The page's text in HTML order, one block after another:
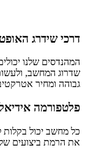
דרכי שידרג
המהנדסים שלנו
שדרוג המחשב,
גבוהה ומחיר
פלטפורמה
כל מחשב יכול
את הרמת ביצועים